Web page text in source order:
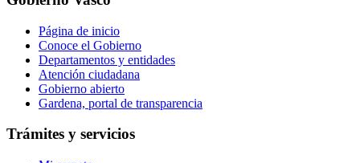
Página de inicio
Conoce el Gobierno
Departamentos y entidades
Atención ciudadana
Gobierno abierto
Gardena, portal de transparencia
Trámites y servicios